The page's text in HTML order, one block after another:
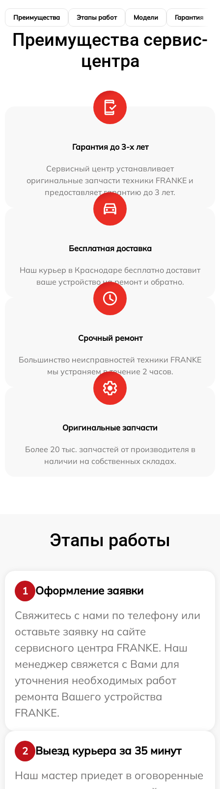
Преимущества Этапы работ Модели Гарантия
Преимущества сервис-
центра
Гарантия до 3-х лет
Сервисный центр устанавливает
оригинальные запчасти техники FRANKE и
предоставляет гарантию до 3 лет.
Бесплатная доставка
Наш курьер в Краснодаре бесплатно доставит
ваше устройство на ремонт и обратно.
Срочный ремонт
Большинство неисправностей техники FRANKE
мы устраняем в течение 2 часов.
Оригинальные запчасти
Более 20 тыс. запчастей от производителя в
наличии на собственных складах.
Этапы работы
1
Оформление заявки
Свяжитесь с нами по телефону или
оставьте заявку на сайте
сервисного центра FRANKE. Наш
менеджер свяжется с Вами для
уточнения необходимых работ
ремонта Вашего устройства
FRANKE.
2
Выезд курьера за 35 минут
Наш мастер приедет в оговоренные